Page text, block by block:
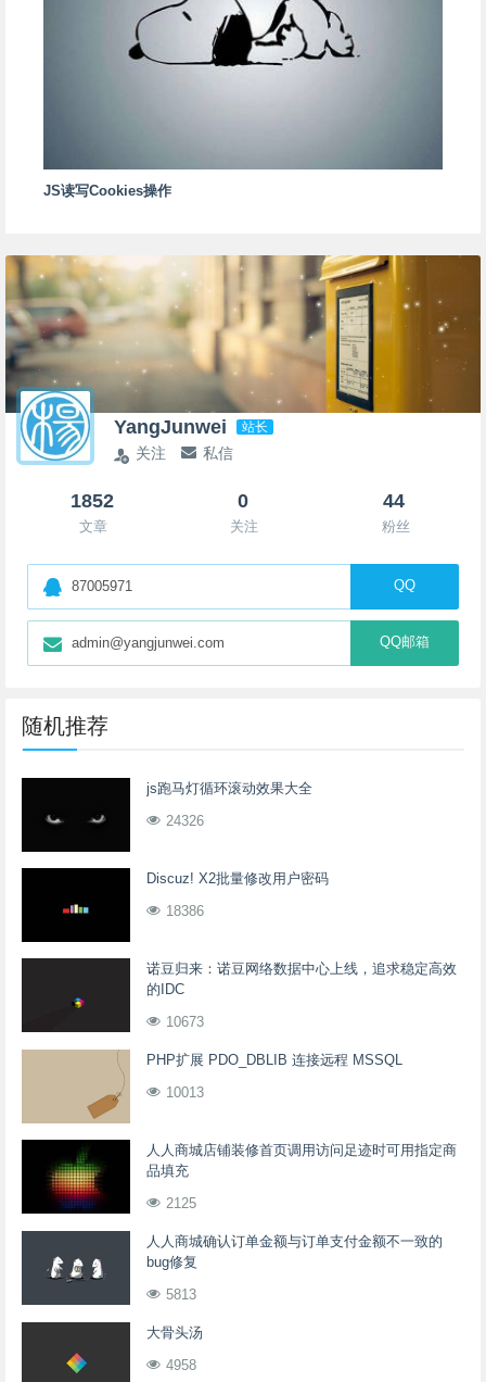
JS读写Cookies操作
YangJunwei 站长
关注 私信
1852
文章
0
关注
44
粉丝
87005971 QQ
admin@yangjunwei.com QQ邮箱
随机推荐
js跑马灯循环滚动效果大全
24326
Discuz! X2批量修改用户密码
18386
诺豆归来：诺豆网络数据中心上线，追求稳定高效
的IDC
10673
PHP扩展 PDO_DBLIB 连接远程 MSSQL
10013
人人商城店铺装修首页调用访问足迹时可用指定商
品填充
2125
人人商城确认订单金额与订单支付金额不一致的
bug修复
5813
大骨头汤
4958